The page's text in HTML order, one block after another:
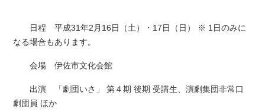
日程 平成31年2月16日（土）・17日（日） ※ 1日のみに
なる場合もあります。
会場 伊佐市文化会館
出演 「劇団いさ」 第４期 後期 受講生、演劇集団非常口
劇団員 ほか